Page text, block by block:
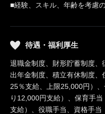
■経験、スキル、年齢を考慮
待遇・福利厚生
退職金制度、財形貯蓄制度
出年金制度、積立有休制度
25％支給、上限25,000円）
り12,000円支給）、保育手
支給）、役職手当、資格手当